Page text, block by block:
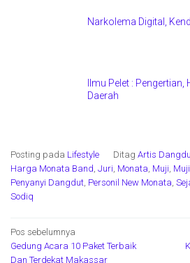
Narkolema Digital,
Ilmu Pelet :
Daerah
Posting pada Lifestyle Ditag Artis
Harga Monata Band, Juri, Monata, Muji,
Penyanyi Dangdut, Personil New Monata,
Sodiq
Navigasi
Pos sebelumnya
Gedung Acara 10 Paket Terbaik
Dan Terdekat Makassar